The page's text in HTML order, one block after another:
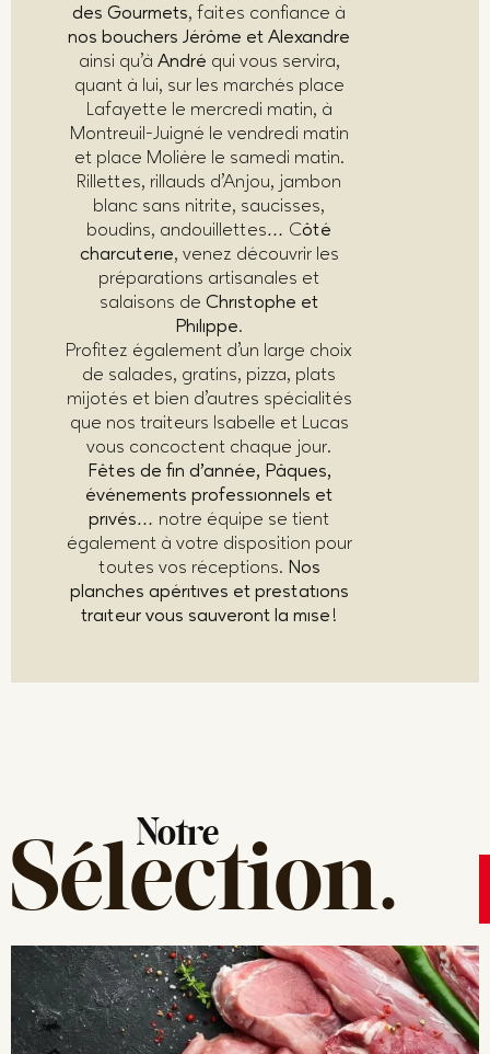
des Gourmets, faites confiance à
nos bouchers Jérôme et Alexandre
ainsi qu’à André qui vous servira,
quant à lui, sur les marchés place
Lafayette le mercredi matin, à
Montreuil-Juigné le vendredi matin
et place Molière le samedi matin.
Rillettes, rillauds d’Anjou, jambon
blanc sans nitrite, saucisses,
boudins, andouillettes… Côté
charcuterie, venez découvrir les
préparations artisanales et
salaisons deChristophe et
Philippe.
Profitez également d’un large choix
de salades, gratins, pizza, plats
mijotés et bien d’autres spécialités
que nos traiteurs Isabelle et Lucas
vous concoctent chaque jour.
Fêtes de fin d’année, Pâques,
événements professionnels et
privés… notre équipe se tient
également à votre disposition pour
toutes vos réceptions. Nos
planches apéritives et prestations
traiteur vous sauveront la mise !
Notre
Sélection.